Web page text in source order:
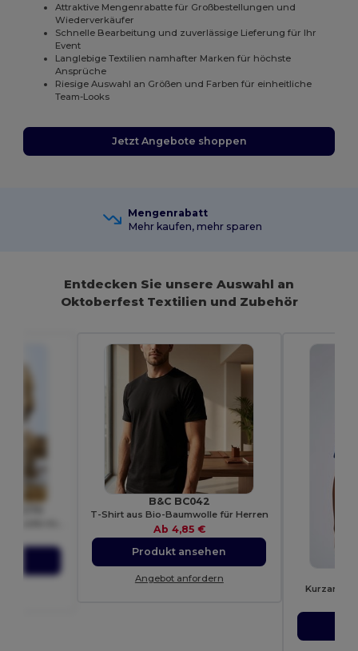
Attraktive Mengenrabatte für Großbestellungen und
Wiederverkäufer
Schnelle Bearbeitung und zuverlässige Lieferung für Ihr
Event
Langlebige Textilien namhafter Marken für höchste
Ansprüche
Riesige Auswahl an Größen und Farben für einheitliche
Team-Looks
Jetzt Angebote shoppen
Mengenrabatt
Mehr kaufen, mehr sparen
Entdecken Sie unsere Auswahl an
Oktoberfest Textilien und Zubehör
B&C BC042
T-Shirt aus Bio-Baumwolle für Herren
Ab 4,85 €
Produkt ansehen
Angebot anfordern
Kurzarm